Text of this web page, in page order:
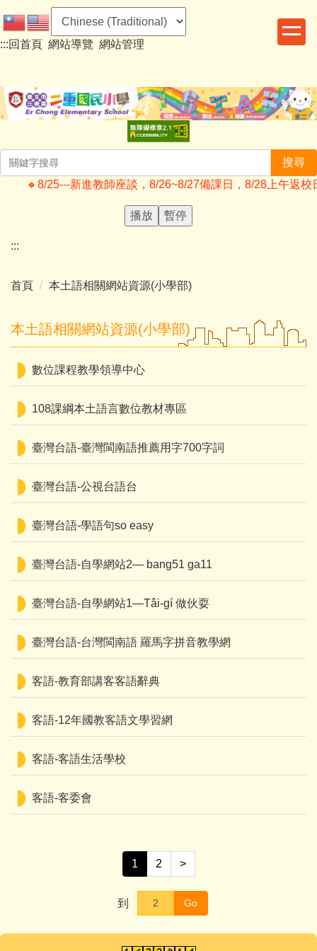
到
主
容
區
:::回首頁 網站導覽 網站管理
搜尋
🔸️8/25---新進教師座談，8/26~8/27備課日，8/28上午返
播放 暫停
:::
首頁 本土語相關網站資源(小學部)
本土語相關網站資源(小學部)
數位課程教學領導中心
108課綱本土語言數位教材專區
臺灣台語-臺灣閩南語推薦用字700字詞
臺灣台語-公視台語台
臺灣台語-學語句so easy
臺灣台語-自學網站2— bang51 ga11
臺灣台語-自學網站1—Tâi-gí 做伙耍
臺灣台語-台灣閩南語 羅馬字拼音教學網
客語-教育部講客客語辭典
客語-12年國教客語文學習網
客語-客語生活學校
客語-客委會
1 2 >
到 Go